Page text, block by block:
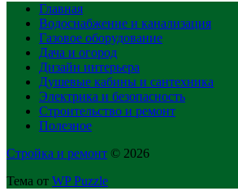
Главная
Водоснабжение и канализация
Газовое оборудование
Дача и огород
Дизайн интерьера
Душевые кабины и сантехника
Электрика и безопасность
Строительство и ремонт
Полезное
Стройка и ремонт © 2026
Тема от WP Puzzle